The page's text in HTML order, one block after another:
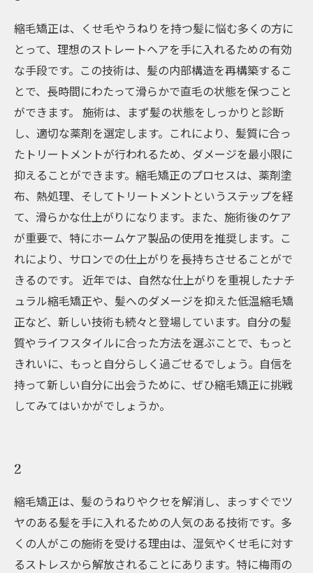
縮毛矯正は、くせ毛やうねりを持つ髪に悩む多くの方に
とって、理想のストレートヘアを手に入れるための有効
な手段です。この技術は、髪の内部構造を再構築するこ
とで、長時間にわたって滑らかで直毛の状態を保つこと
ができます。 施術は、まず髪の状態をしっかりと診断
し、適切な薬剤を選定します。これにより、髪質に合っ
たトリートメントが行われるため、ダメージを最小限に
抑えることができます。縮毛矯正のプロセスは、薬剤塗
布、熱処理、そしてトリートメントというステップを経
て、滑らかな仕上がりになります。また、施術後のケア
が重要で、特にホームケア製品の使用を推奨します。こ
れにより、サロンでの仕上がりを長持ちさせることがで
きるのです。 近年では、自然な仕上がりを重視したナチ
ュラル縮毛矯正や、髪へのダメージを抑えた低温縮毛矯
正など、新しい技術も続々と登場しています。自分の髪
質やライフスタイルに合った方法を選ぶことで、もっと
きれいに、もっと自分らしく過ごせるでしょう。自信を
持って新しい自分に出会うために、ぜひ縮毛矯正に挑戦
してみてはいかがでしょうか。
2
縮毛矯正は、髪のうねりやクセを解消し、まっすぐでツ
ヤのある髪を手に入れるための人気のある技術です。多
くの人がこの施術を受ける理由は、湿気やくせ毛に対す
るストレスから解放されることにあります。特に梅雨の